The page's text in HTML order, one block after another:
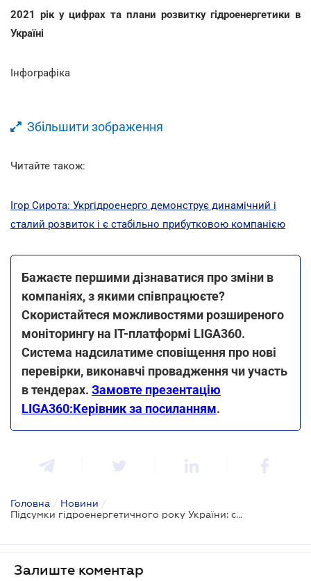
2021 рік у цифрах та плани розвитку гідроенергетики в
Україні
Інфографіка
Збільшити зображення
Читайте також:
Ігор Сирота: Укргідроенерго демонструє динамічний і
сталий розвиток і є стабільно прибутковою компанією
Бажаєте першими дізнаватися про зміни в
компаніях, з якими співпрацюєте?
Скористайтеся можливостями розширеного
моніторингу на ІТ-платформі LIGA360.
Система надсилатиме сповіщення про нові
перевірки, виконавчі провадження чи участь
в тендерах. Замовте презентацію
LIGA360:Керівник за посиланням.
Головна / Новини /
Підсумки гідроенергетичного року України: стабільність, забезпечена «Укргідроенерго»
Залиште коментар